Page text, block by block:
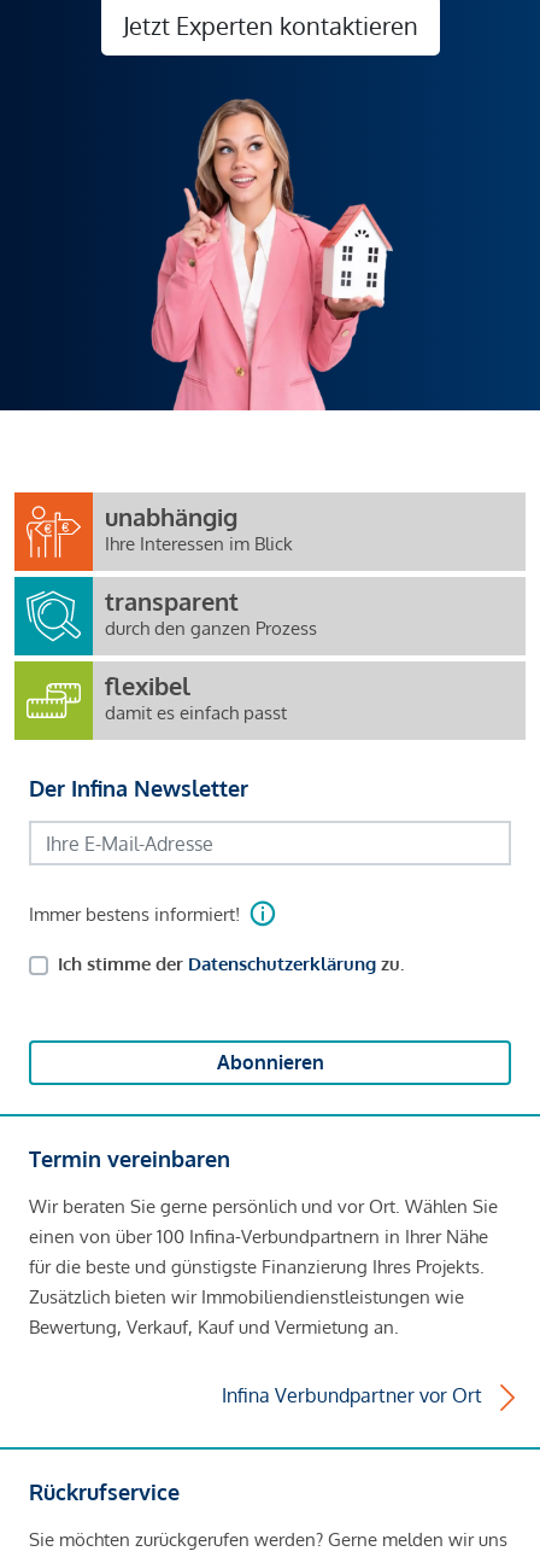
Jetzt Experten kontaktieren
unabhängig
Ihre Interessen im Blick
transparent
durch den ganzen Prozess
flexibel
damit es einfach passt
Der Infina Newsletter
Immer bestens informiert!
Ich stimme der Datenschutzerklärung zu.
Abonnieren
Termin vereinbaren
Wir beraten Sie gerne persönlich und vor Ort. Wählen Sie
einen von über 100 Infina-Verbundpartnern in Ihrer Nähe
für die beste und günstigste Finanzierung Ihres Projekts.
Zusätzlich bieten wir Immobiliendienstleistungen wie
Bewertung, Verkauf, Kauf und Vermietung an.
Infina Verbundpartner vor Ort
Rückrufservice
Sie möchten zurückgerufen werden? Gerne melden wir uns